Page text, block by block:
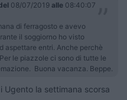
08/07/2019 alle 08:40:07
di ferragosto e avevo
il soggiorno ho visto
aspettare entri. Anche perchè
le piazzole ci sono di tutte le
Buona vacanza. Beppe.
Ugento la settimana scorsa